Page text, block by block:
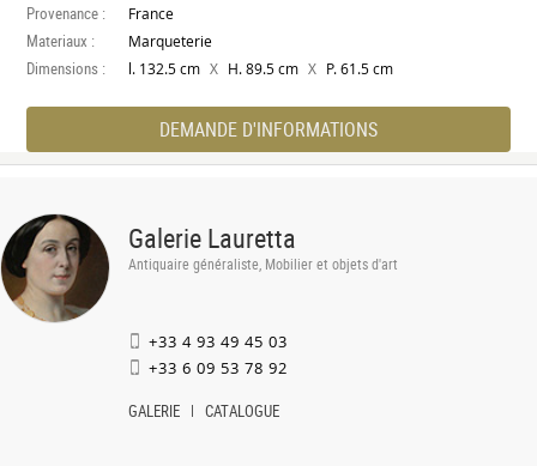
Provenance : France
Materiaux : Marqueterie
Dimensions : l. 132.5 cm X H. 89.5 cm X P. 61.5 cm
DEMANDE D'INFORMATIONS
Galerie Lauretta
Antiquaire généraliste, Mobilier et objets d'art
+33 4 93 49 45 03
+33 6 09 53 78 92
GALERIE CATALOGUE